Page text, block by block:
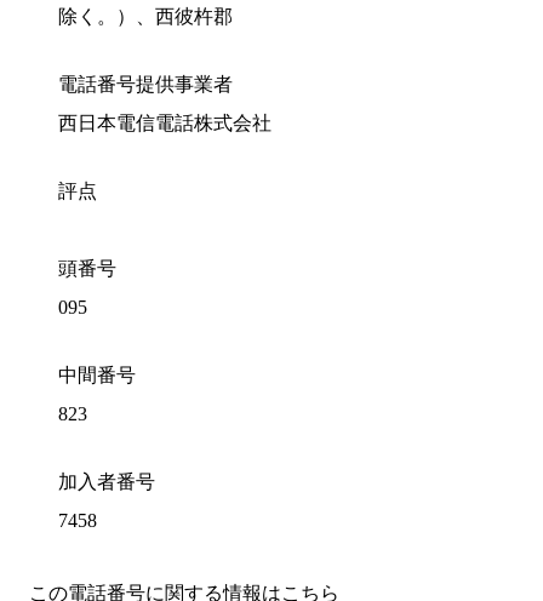
除く。）、西彼杵郡
電話番号提供事業者
西日本電信電話株式会社
評点
頭番号
095
中間番号
823
加入者番号
7458
この電話番号に関する情報はこちら